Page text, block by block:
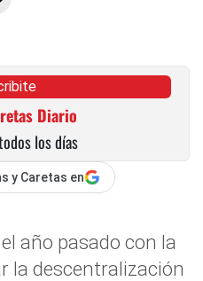
Diario
los días
y Caretas en
año pasado con la
la descentralización